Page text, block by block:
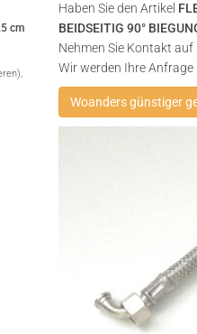
cm
Haben Sie den Artikel
BEIDSEITIG 90°
Nehmen Sie Kontakt auf
Wir werden Ihre Anfrage
Woanders günstiger